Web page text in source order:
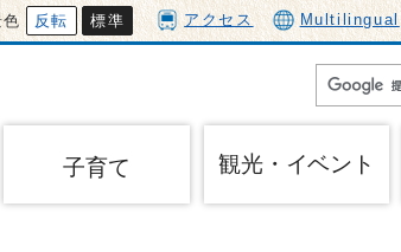
色 反転 標準 アクセス Multilingual
子育て 観光・イベント